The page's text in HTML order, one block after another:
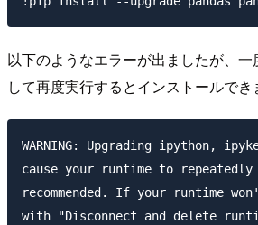
以下のようなエラーが出ましたが、
して再度実行するとインストールでき
WARNING: Upgrading ipython,
cause your runtime to
recommended. If your runtime
with "Disconnect and delete